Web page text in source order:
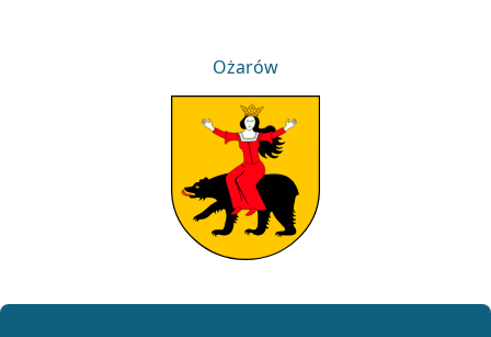
Ożarów
Ożarów